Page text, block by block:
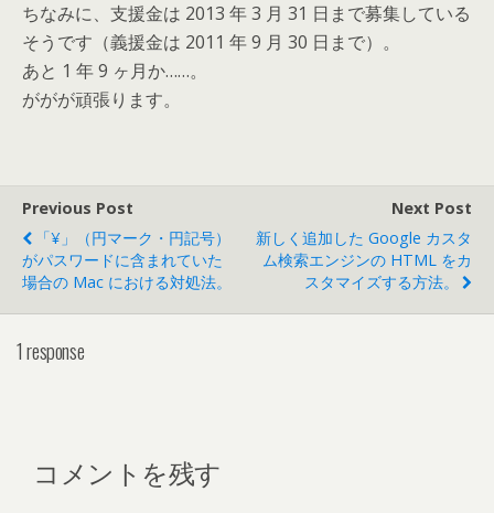
ちなみに、支援金は 2013 年 3 月 31 日まで募集している
そうです（義援金は 2011 年 9 月 30 日まで）。
あと 1 年 9 ヶ月か……。
ががが頑張ります。
Previous Post
「¥」（円マーク・円記号）
がパスワードに含まれていた
場合の Mac における対処法。
Next Post
新しく追加した Google カスタ
ム検索エンジンの HTML をカ
スタマイズする方法。
1 response
コメントを残す